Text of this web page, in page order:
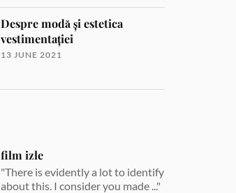
Despre modă și estetica
vestimentației
13 JUNE 2021
film izle
"There is evidently a lot to identify
about this. I consider you made ..."